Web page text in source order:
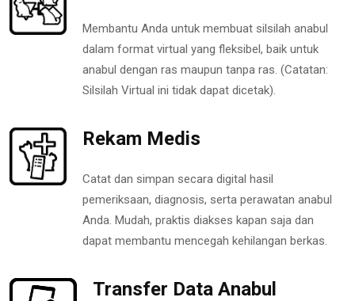
Membantu Anda untuk membuat silsilah anabul
dalam format virtual yang fleksibel, baik untuk
anabul dengan ras maupun tanpa ras. (Catatan:
Silsilah Virtual ini tidak dapat dicetak).
Rekam Medis
Catat dan simpan secara digital hasil
pemeriksaan, diagnosis, serta perawatan anabul
Anda. Mudah, praktis diakses kapan saja dan
dapat membantu mencegah kehilangan berkas.
Transfer Data Anabul